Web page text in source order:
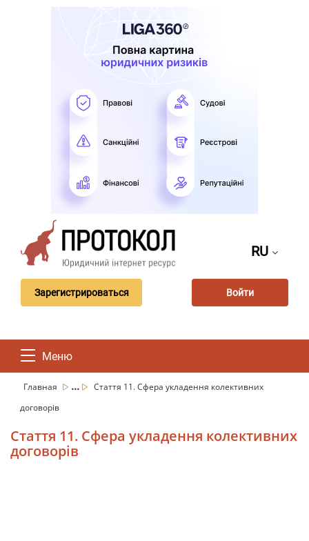
RU
Зарегистрироваться Войти
Меню
Главная ...
Стаття 11. Сфера укладення колективних
договорів
Стаття 11. Сфера укладення колективних
договорів